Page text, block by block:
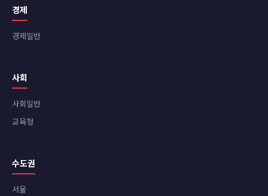
경제
경제일반
사회
사회일반
교육청
수도권
서울